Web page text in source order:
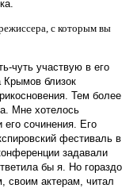
с которым вы
чуть участвую в его
близок
Тем более
Мне хотелось
его сочинения. Его
фестиваль в
задавали
бы я. Но гораздо
своим актерам, читал